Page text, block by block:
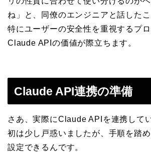
ね」と、同僚のエンジニアと話したこ
特にユーザーの安全性を重視するプロ
Claude APIの価値が際立ちます。
Claude API連携の準備
さあ、実際にClaude APIを連携して
初は少し戸惑いましたが、手順を踏
設定できるんです。